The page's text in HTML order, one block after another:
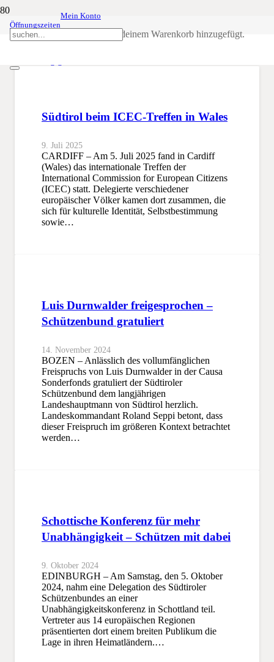
Öffnungszeiten
Mein Konto
wurde deinem Warenkorb hinzugefügt.
Unabhängigkeit
Südtirol beim ICEC-Treffen in Wales
9. Juli 2025
CARDIFF – Am 5. Juli 2025 fand in Cardiff
(Wales) das internationale Treffen der
International Commission for European Citizens
(ICEC) statt. Delegierte verschiedener
europäischer Völker kamen dort zusammen, die
sich für kulturelle Identität, Selbstbestimmung
sowie…
Luis Durnwalder freigesprochen –
Schützenbund gratuliert
14. November 2024
BOZEN – Anlässlich des vollumfänglichen
Freispruchs von Luis Durnwalder in der Causa
Sonderfonds gratuliert der Südtiroler
Schützenbund dem langjährigen
Landeshauptmann von Südtirol herzlich.
Landeskommandant Roland Seppi betont, dass
dieser Freispruch im größeren Kontext betrachtet
werden…
Schottische Konferenz für mehr
Unabhängigkeit – Schützen mit dabei
9. Oktober 2024
EDINBURGH – Am Samstag, den 5. Oktober
2024, nahm eine Delegation des Südtiroler
Schützenbundes an einer
Unabhängigkeitskonferenz in Schottland teil.
Vertreter aus 14 europäischen Regionen
präsentierten dort einem breiten Publikum die
Lage in ihren Heimatländern.…